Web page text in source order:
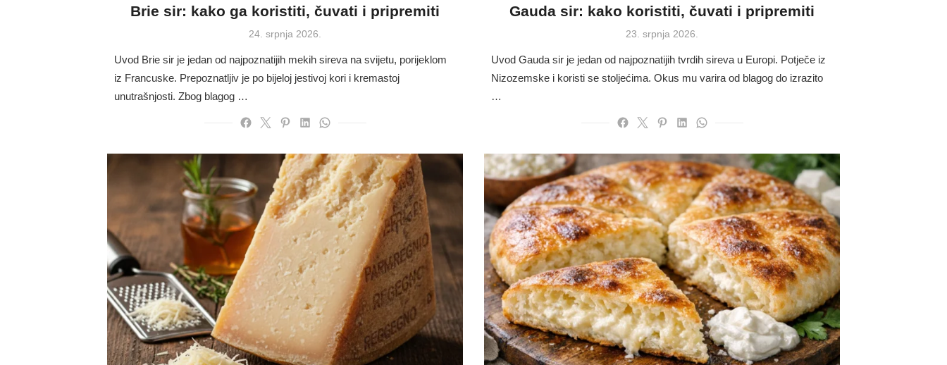
Brie sir: kako ga koristiti, čuvati i pripremiti
Posted
24. srpnja 2026.
Uvod Brie sir je jedan od najpoznatijih mekih sireva na svijetu, porijeklom
iz Francuske. Prepoznatljiv je po bijeloj jestivoj kori i kremastoj
unutrašnjosti. Zbog blagog …
Gauda sir: kako koristiti, čuvati i pripremiti
Posted
23. srpnja 2026.
Uvod Gauda sir je jedan od najpoznatijih tvrdih sireva u Europi. Potječe iz
Nizozemske i koristi se stoljećima. Okus mu varira od blagog do izrazito
…